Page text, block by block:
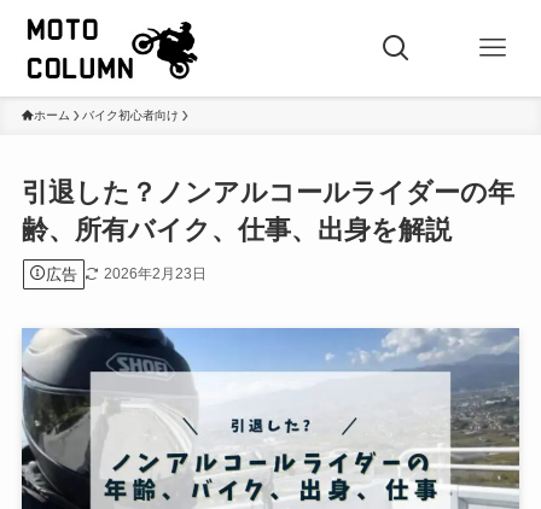
ホーム バイク初心者向け
引退した？ノンアルコールライダーの年
齢、所有バイク、仕事、出身を解説
広告 2026年2月23日